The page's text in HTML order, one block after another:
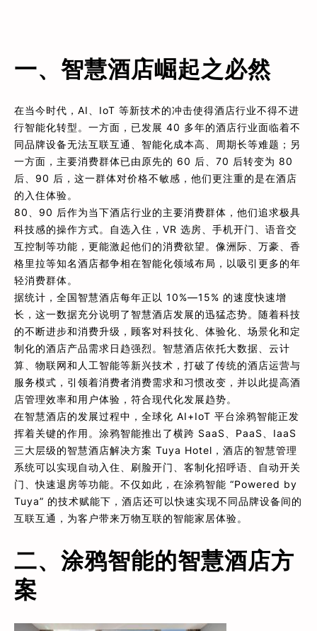
一、智慧酒店崛起之必然
在当今时代，AI、IoT 等新技术的冲击使得酒店行业不得不进
行智能化转型。一方面，已发展 40 多年的酒店行业面临着不
同品牌设备无法互联互通、智能化成本高、周期长等难题；另
一方面，主要消费群体已由原先的 60 后、70 后转变为 80
后、90 后，这一群体对价格不敏感，他们更注重的是在酒店
的入住体验。
80、90 后作为当下酒店行业的主要消费群体，他们追求极具
科技感的操作方式。自选入住，VR 选房、手机开门、语音交
互控制等功能，更能激起他们的消费欲望。像洲际、万豪、香
格里拉等知名酒店都争相在智能化领域布局，以吸引更多的年
轻消费群体。
据统计，全国智慧酒店每年正以 10%—15% 的速度快速增
长，这一数据充分说明了智慧酒店发展的迅猛态势。随着科技
的不断进步和消费升级，顾客对科技化、体验化、场景化和定
制化的酒店产品需求日趋强烈。智慧酒店依托大数据、云计
算、物联网和人工智能等新兴技术，打破了传统的酒店运营与
服务模式，引领着消费者消费需求和习惯改变，并以此提高酒
店管理效率和用户体验，符合现代化发展趋势。
在智慧酒店的发展过程中，全球化 AI+IoT 平台涂鸦智能正发
挥着关键的作用。涂鸦智能推出了横跨 SaaS、PaaS、IaaS
三大层级的智慧酒店解决方案 Tuya Hotel，酒店的智慧管理
系统可以实现自动入住、刷脸开门、客制化招呼语、自动开关
门、快速退房等功能。不仅如此，在涂鸦智能 “Powered by
Tuya” 的技术赋能下，酒店还可以快速实现不同品牌设备间的
互联互通，为客户带来万物互联的智能家居体验。
二、涂鸦智能的智慧酒店方
案